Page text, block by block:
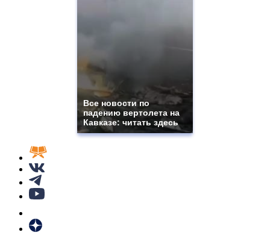
Все новости по
падению вертолета на
Кавказе: читать здесь